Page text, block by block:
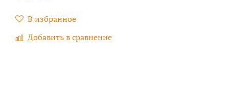
В избранное
Добавить в сравнение